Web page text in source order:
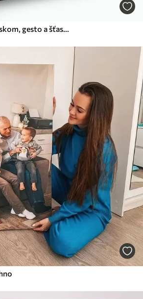
Fotografovanie s bleskom, gesto a šťastie